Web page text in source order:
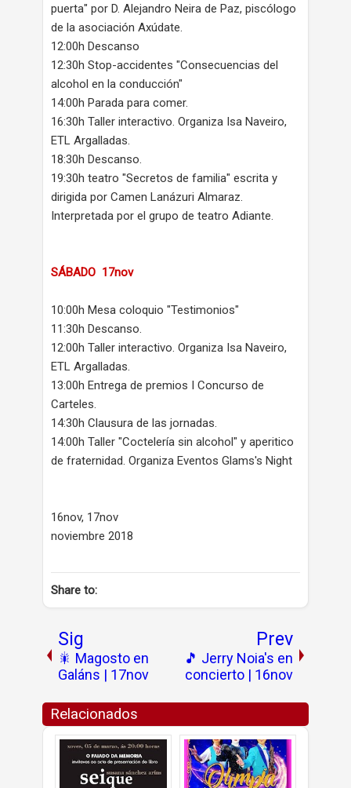
puerta" por D. Alejandro Neira de Paz, piscólogo
de la asociación Axúdate.
12:00h Descanso
12:30h Stop-accidentes "Consecuencias del
alcohol en la conducción"
14:00h Parada para comer.
16:30h Taller interactivo. Organiza Isa Naveiro,
ETL Argalladas.
18:30h Descanso.
19:30h teatro "Secretos de familia" escrita y
dirigida por Camen Lanázuri Almaraz.
Interpretada por el grupo de teatro Adiante.
SÁBADO 17nov
10:00h Mesa coloquio "Testimonios"
11:30h Descanso.
12:00h Taller interactivo. Organiza Isa Naveiro,
ETL Argalladas.
13:00h Entrega de premios I Concurso de
Carteles.
14:30h Clausura de las jornadas.
14:00h Taller "Coctelería sin alcohol" y aperitico
de fraternidad. Organiza Eventos Glams's Night
16nov, 17nov
noviembre 2018
Share to:
Sig
🎇 Magosto en
Galáns | 17nov
Prev
🎵 Jerry Noia's en
concierto | 16nov
Relacionados